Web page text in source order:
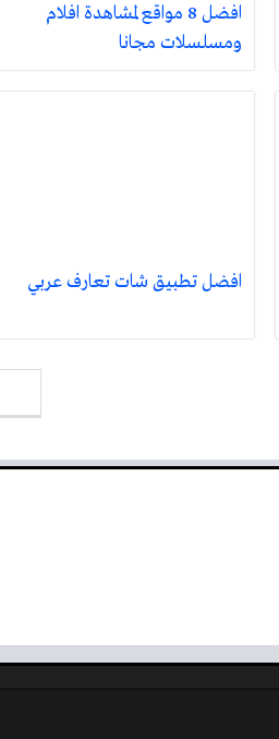
افضل 8 مواقع لمشاهدة افلام
ومسلسلات مجانا ‌
افضل تطبيق شات تعارف عربي